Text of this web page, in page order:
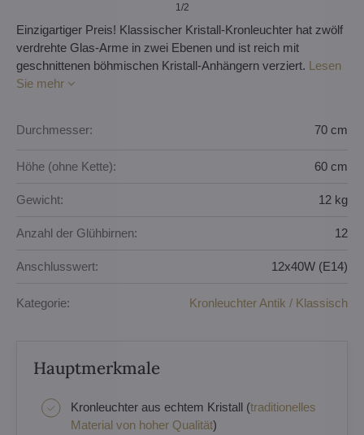
1 /2
Einzigartiger Preis! Klassischer Kristall-Kronleuchter hat zwölf
verdrehte Glas-Arme in zwei Ebenen und ist reich mit
geschnittenen böhmischen Kristall-Anhängern verziert. Lesen
Sie mehr
Durchmesser: 70 cm
Höhe (ohne Kette): 60 cm
Gewicht: 12 kg
Anzahl der Glühbirnen: 12
Anschlusswert: 12x40W (E14)
Kategorie: Kronleuchter Antik / Klassisch
Hauptmerkmale
Kronleuchter aus echtem Kristall (traditionelles
Material von hoher Qualität)